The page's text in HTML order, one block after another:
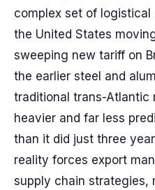
complex set of
the United States
sweeping new tariff on
the earlier steel and
traditional trans-Atlantic
heavier and far less
than it did just three
reality forces export
supply chain strategies,